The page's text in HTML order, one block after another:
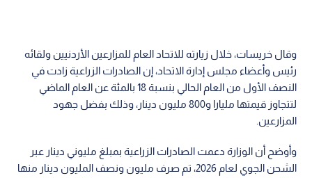
وقال خريسات، خلال زيارته للاتحاد العام للمزارعين الأردنيين ولقائه
رئيس وأعضاء مجلس إدارة الاتحاد، إن الصادرات الزراعية زادت في
النصف الأول من العام الحالي بنسبة 18 بالمئة عن العام الماضي
لتتجاوز قيمتها مليارا و800 مليون دينار، وذلك بفضل جهود
المزارعين.
وأوضح أن الوزارة دعمت الصادرات الزراعية بمبلغ مليوني دينار عبر
الشحن الجوي لعام 2026، تم صرف مليون ونصف المليون دينار منها